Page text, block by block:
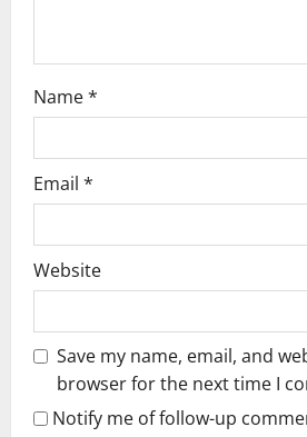
n
Name*
Email *
Website
Save my name, email, and
browser for the next time I
Notify me of follow-up